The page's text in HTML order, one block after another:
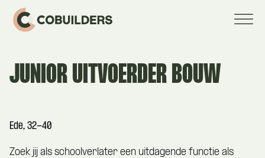
JUNIOR UITVOERDER BOUW
Ede, 32-40
Zoek jij als schoolverlater een uitdagende functie als